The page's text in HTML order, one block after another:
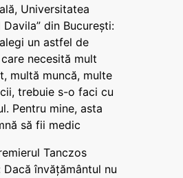
Universitatea
Davila” din București:
un astfel de
necesită mult
multă muncă, multe
trebuie s-o faci cu
Pentru mine, asta
să fii medic
Tanczos
Dacă învățământul nu